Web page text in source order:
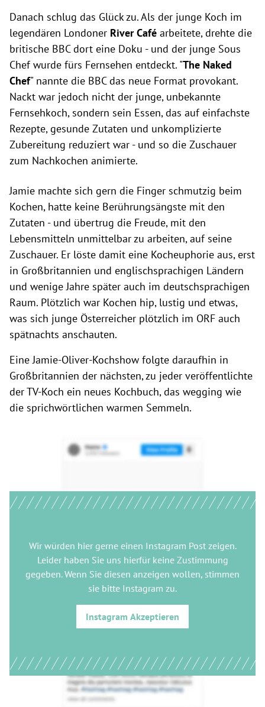
Danach schlug das Glück zu. Als der junge Koch im
legendären Londoner River Café arbeitete, drehte die
britische BBC dort eine Doku - und der junge Sous
Chef wurde fürs Fernsehen entdeckt. "The Naked
Chef" nannte die BBC das neue Format provokant.
Nackt war jedoch nicht der junge, unbekannte
Fernsehkoch, sondern sein Essen, das auf einfachste
Rezepte, gesunde Zutaten und unkomplizierte
Zubereitung reduziert war - und so die Zuschauer
zum Nachkochen animierte.
Jamie machte sich gern die Finger schmutzig beim
Kochen, hatte keine Berührungsängste mit den
Zutaten - und übertrug die Freude, mit den
Lebensmitteln unmittelbar zu arbeiten, auf seine
Zuschauer. Er löste damit eine Kocheuphorie aus, erst
in Großbritannien und englischsprachigen Ländern
und wenige Jahre später auch im deutschsprachigen
Raum. Plötzlich war Kochen hip, lustig und etwas,
was sich junge Österreicher plötzlich im ORF auch
spätnachts anschauten.
Eine Jamie-Oliver-Kochshow folgte daraufhin in
Großbritannien der nächsten, zu jeder veröffentlichte
der TV-Koch ein neues Kochbuch, das wegging wie
die sprichwörtlichen warmen Semmeln.
Wir würden hier gerne einen Instagram Postzeigen.
Leider haben Sie uns hierfür keine Zustimmung
gegeben. Wenn Sie diesen anzeigen wollen, stimmen
sie bitte Instagram zu.
Instagram Akzeptieren